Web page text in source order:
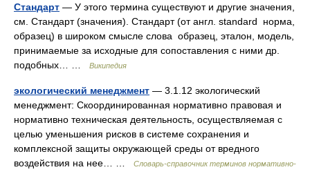
Стандарт — У этого термина существуют и другие значения,
см. Стандарт (значения). Стандарт (от англ. standard норма,
образец) в широком смысле слова образец, эталон, модель,
принимаемые за исходные для сопоставления с ними др.
подобных… …
Википедия
экологический менеджмент — 3.1.12 экологический
менеджмент: Скоординированная нормативно правовая и
нормативно техническая деятельность, осуществляемая с
целью уменьшения рисков в системе сохранения и
комплексной защиты окружающей среды от вредного
воздействия на нее… …
Словарь-справочник терминов нормативно-